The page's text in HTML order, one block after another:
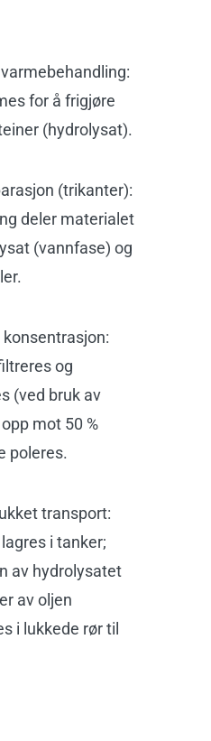
for å frigjøre
(hydrolysat).
(trikanter):
deler materialet
(vannfase) og
og
(ved bruk av
mot 50 %
poleres.
transport:
i tanker;
av hydrolysatet
av oljen
i lukkede rør til